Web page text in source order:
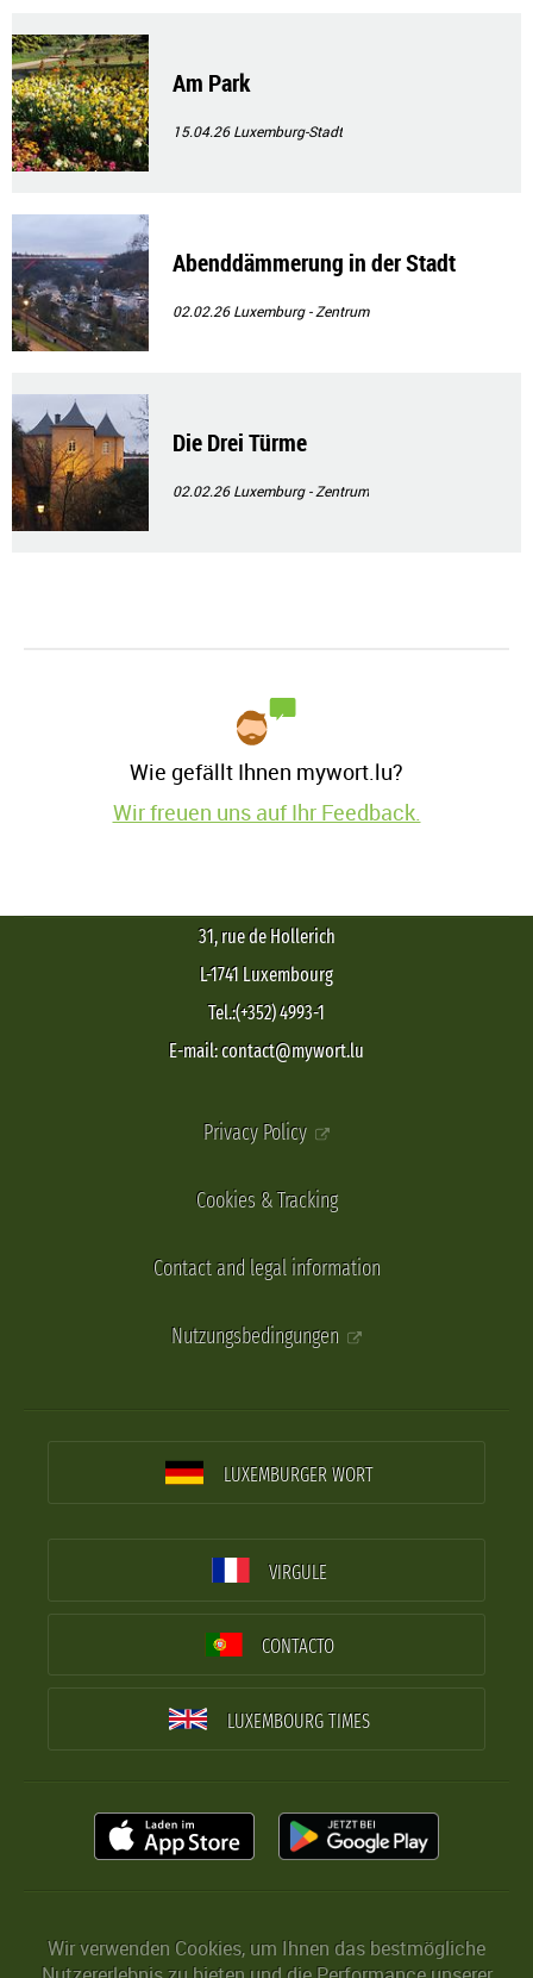
Am Park
15.04.26Luxemburg-Stadt
Abenddämmerung in der Stadt
02.02.26Luxemburg - Zentrum
Die Drei Türme
02.02.26Luxemburg - Zentrum
Wie gefällt Ihnen mywort.lu?
Wir freuen uns auf Ihr Feedback.
31, rue de Hollerich
L-1741 Luxembourg
Tel.:(+352) 4993-1
E-mail: contact@mywort.lu
Privacy Policy
Cookies & Tracking
Contact and legal information
Nutzungsbedingungen
LUXEMBURGER WORT
VIRGULE
CONTACTO
LUXEMBOURG TIMES
Wir verwenden Cookies, um Ihnen das bestmögliche